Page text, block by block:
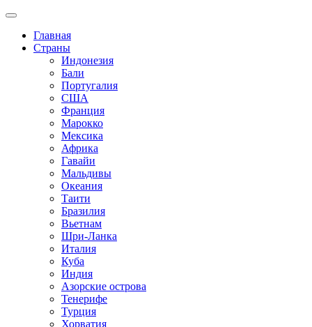
Главная
Страны
Индонезия
Бали
Португалия
США
Франция
Марокко
Мексика
Африка
Гавайи
Мальдивы
Океания
Таити
Бразилия
Вьетнам
Шри-Ланка
Италия
Куба
Индия
Азорские острова
Тенерифе
Турция
Хорватия